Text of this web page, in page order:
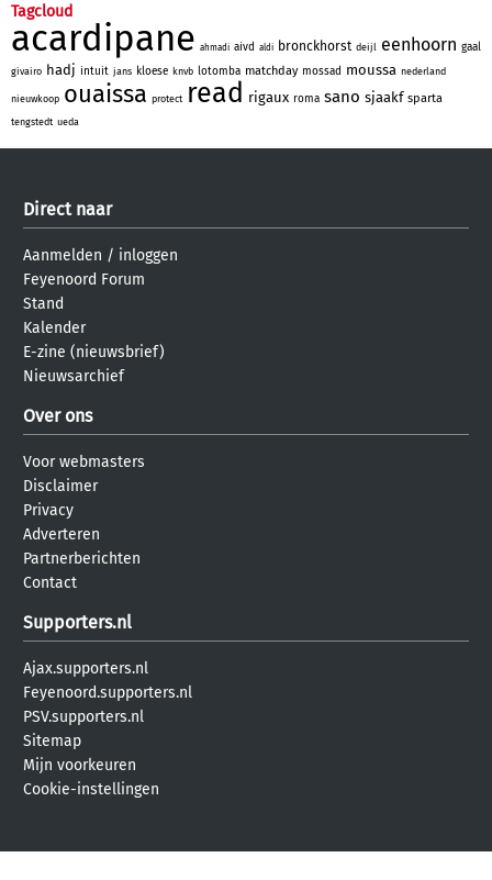
Tagcloud
acardipane ahmadi aivd aldi bronckhorst deijl eenhoorn gaal
givairo hadj intuit jans kloese knvb lotomba matchday mossad moussa nederland
nieuwkoop ouaissa protect read rigaux roma sano sjaakf sparta
tengstedt ueda
Direct naar
Aanmelden / inloggen
Feyenoord Forum
Stand
Kalender
E-zine (nieuwsbrief)
Nieuwsarchief
Over ons
Voor webmasters
Disclaimer
Privacy
Adverteren
Partnerberichten
Contact
Supporters.nl
Ajax.supporters.nl
Feyenoord.supporters.nl
PSV.supporters.nl
Sitemap
Mijn voorkeuren
Cookie-instellingen